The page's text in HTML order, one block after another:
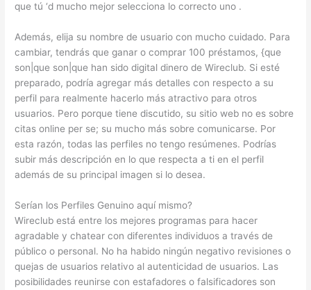
que tú ‘d mucho mejor selecciona lo correcto uno .
Además, elija su nombre de usuario con mucho cuidado. Para
cambiar, tendrás que ganar o comprar 100 préstamos, {que
son|que son|que han sido digital dinero de Wireclub. Si esté
preparado, podría agregar más detalles con respecto a su
perfil para realmente hacerlo más atractivo para otros
usuarios. Pero porque tiene discutido, su sitio web no es sobre
citas online per se; su mucho más sobre comunicarse. Por
esta razón, todas las perfiles no tengo resúmenes. Podrías
subir más descripción en lo que respecta a ti en el perfil
además de su principal imagen si lo desea.
Serían los Perfiles Genuino aquí mismo?
Wireclub está entre los mejores programas para hacer
agradable y chatear con diferentes individuos a través de
público o personal. No ha habido ningún negativo revisiones o
quejas de usuarios relativo al autenticidad de usuarios. Las
posibilidades reunirse con estafadores o falsificadores son